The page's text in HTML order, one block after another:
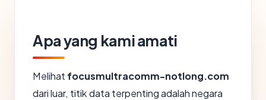
Apa yang kami amati
Melihat focusmultracomm-notlong.com
dari luar, titik data terpenting adalah negara